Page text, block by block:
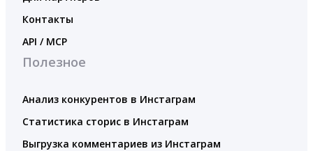
Контакты
API / MCP
Полезное
Анализ конкурентов в Инстаграм
Статистика сторис в Инстаграм
Выгрузка комментариев из Инстаграм